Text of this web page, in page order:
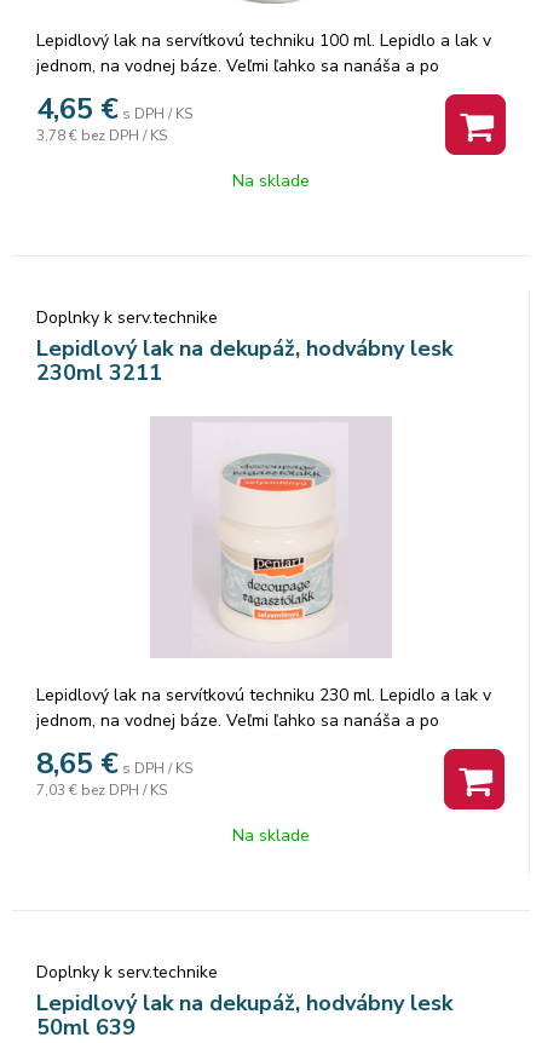
Lepidlový lak na servítkovú techniku 100 ml. Lepidlo a lak v
jednom, na vodnej báze. Veľmi ľahko sa nanáša a po
4,65 € s DPH / KS
3,78 € bez DPH / KS
Na sklade
Doplnky k serv.technike
Lepidlový lak na dekupáž, hodvábny lesk
230ml 3211
Lepidlový lak na servítkovú techniku 230 ml. Lepidlo a lak v
jednom, na vodnej báze. Veľmi ľahko sa nanáša a po
8,65 € s DPH / KS
7,03 € bez DPH / KS
Na sklade
Doplnky k serv.technike
Lepidlový lak na dekupáž, hodvábny lesk
50ml 639